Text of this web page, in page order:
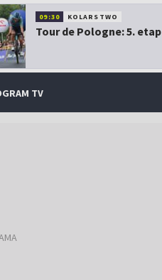
09:30 KOLARSTWO
Tour de Pologne: 5. etap
TV